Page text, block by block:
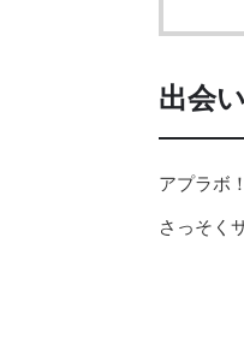
出会
アプラボ
さっそく